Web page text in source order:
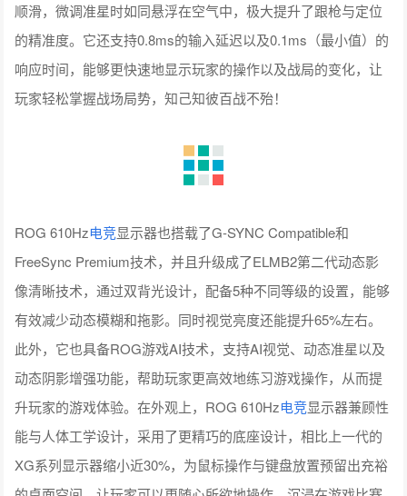
顺滑，微调准星时如同悬浮在空气中，极大提升了跟枪与定位
的精准度。它还支持0.8ms的输入延迟以及0.1ms（最小值）的
响应时间，能够更快速地显示玩家的操作以及战局的变化，让
玩家轻松掌握战场局势，知己知彼百战不殆！
ROG 610Hz电竞显示器也搭载了G-SYNC Compatible和
FreeSync Premium技术，并且升级成了ELMB2第二代动态影
像清晰技术，通过双背光设计，配备5种不同等级的设置，能够
有效减少动态模糊和拖影。同时视觉亮度还能提升65%左右。
此外，它也具备ROG游戏AI技术，支持AI视觉、动态准星以及
动态阴影增强功能，帮助玩家更高效地练习游戏操作，从而提
升玩家的游戏体验。在外观上，ROG 610Hz电竞显示器兼顾性
能与人体工学设计，采用了更精巧的底座设计，相比上一代的
XG系列显示器缩小近30%，为鼠标操作与键盘放置预留出充裕